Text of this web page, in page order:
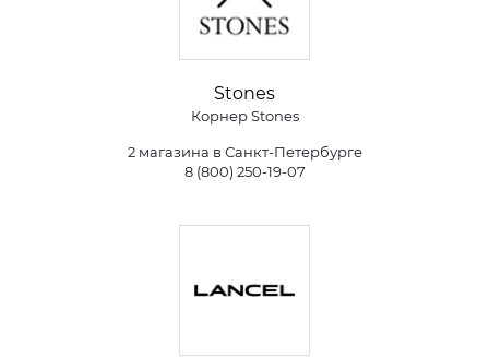
Stones
Корнер Stones
2 магазина в Санкт-Петербурге
8 (800) 250-19-07